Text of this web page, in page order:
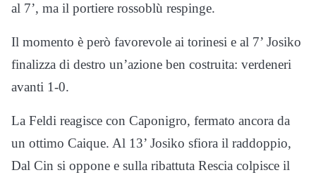
al 7’, ma il portiere rossoblù respinge.
Il momento è però favorevole ai torinesi e al 7’ Josiko
finalizza di destro un’azione ben costruita: verdeneri
avanti 1-0.
La Feldi reagisce con Caponigro, fermato ancora da
un ottimo Caique. Al 13’ Josiko sfiora il raddoppio,
Dal Cin si oppone e sulla ribattuta Rescia colpisce il